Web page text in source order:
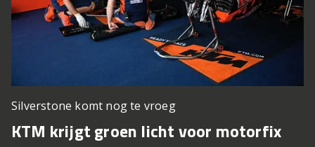
Silverstone komt nog te vroeg
KTM krijgt groen licht voor motorfix